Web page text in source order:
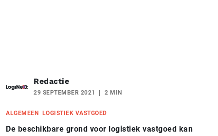
Redactie
29 SEPTEMBER 2021 2 MIN
ALGEMEEN LOGISTIEK VASTGOED
De beschikbare grond voor logistiek vastgoed kan